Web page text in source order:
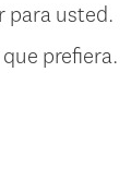
para usted.
prefiera.